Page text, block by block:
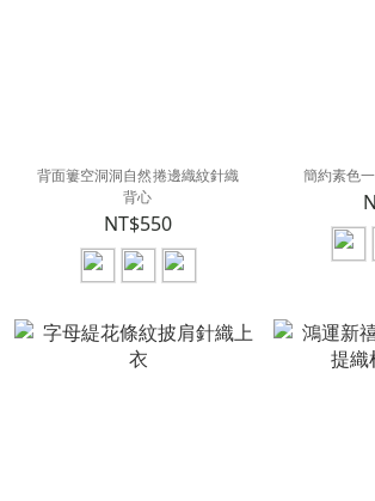
背面簍空洞洞自然捲邊織紋針織
背心
NT$550
簡約素色